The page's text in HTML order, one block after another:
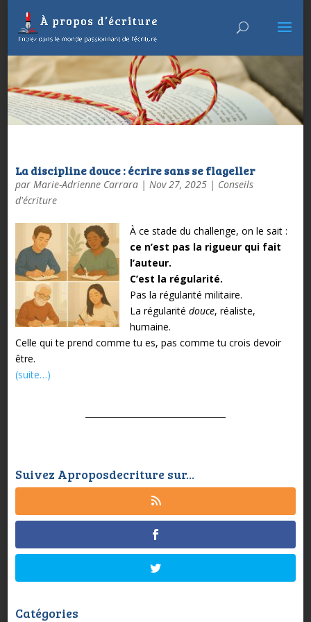
La discipline douce : écrire sans se flageller
par Marie-Adrienne Carrara| Nov 27, 2025| Conseils
d'écriture
À ce stade du challenge, on le sait :
ce n’est pas la rigueur qui fait
l’auteur.
C’est la régularité.
Pas la régularité militaire.
La régularité douce, réaliste,
humaine.
Celle qui te prend comme tu es, pas comme tu crois devoir
être.
(suite…)
Suivez Aproposdecriture sur...
Catégories